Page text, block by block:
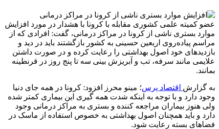
عضو کمیته علمی کشوری مقابله با کرونا با هشدار در مورد افزایش
موارد بستری ناشی از کرونا در مراکز درمانی، گفت: افرادی که از
مراسم پیاده‌روی اربعین حسینی به کشور بازگشتند باید در دید و
بازدیدهای خود اصول بهداشتی را رعایت کرده و در صورت داشتن
علایمی مانند سرفه، تب و آبریزش بینی سه تا پنج روز در قرنطینه
بمانند.
به گزارش اقتصاد پرس؛ مینو محرز افزود: کرونا در همه جای دنیا
وجود دارد و با توجه به اینکه شدت همه گیری این بیماری کمتر شده
ولی هنوز بیماران مراجعه کننده و بستری به مراکز درمانی وجود
دارد و باید همچنان اصول بهداشتی به خصوص استفاده از ماسک در
فضاهای بسته رعایت شود.